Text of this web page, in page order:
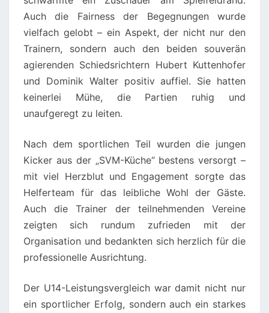
Auch die Fairness der Begegnungen wurde
vielfach gelobt – ein Aspekt, der nicht nur den
Trainern, sondern auch den beiden souverän
agierenden Schiedsrichtern Hubert Kuttenhofer
und Dominik Walter positiv auffiel. Sie hatten
keinerlei Mühe, die Partien ruhig und
unaufgeregt zu leiten.
Nach dem sportlichen Teil wurden die jungen
Kicker aus der „SVM-Küche“ bestens versorgt –
mit viel Herzblut und Engagement sorgte das
Helferteam für das leibliche Wohl der Gäste.
Auch die Trainer der teilnehmenden Vereine
zeigten sich rundum zufrieden mit der
Organisation und bedankten sich herzlich für die
professionelle Ausrichtung.
Der U14-Leistungsvergleich war damit nicht nur
ein sportlicher Erfolg, sondern auch ein starkes